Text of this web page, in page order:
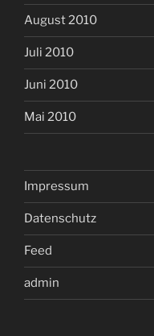
August 2010
Juli 2010
Juni 2010
Mai 2010
Impressum
Datenschutz
Feed
admin